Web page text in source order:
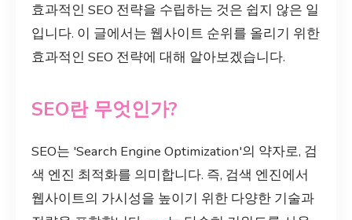
효과적인 SEO 전략을 수립하는 것은 쉽지 않은 일
입니다. 이 글에서는 웹사이트 순위를 올리기 위한
효과적인 SEO 전략에 대해 알아보겠습니다.
SEO란 무엇인가?
SEO는 'Search Engine Optimization'의 약자로, 검
색 엔진 최적화를 의미합니다. 즉, 검색 엔진에서
웹사이트의 가시성을 높이기 위한 다양한 기술과